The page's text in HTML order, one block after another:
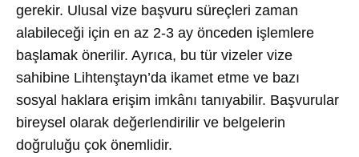
gerekir. Ulusal vize başvuru süreçleri zaman
alabileceği için en az 2-3 ay önceden işlemlere
başlamak önerilir. Ayrıca, bu tür vizeler vize
sahibine Lihtenştayn’da ikamet etme ve bazı
sosyal haklara erişim imkânı tanıyabilir. Başvurular
bireysel olarak değerlendirilir ve belgelerin
doğruluğu çok önemlidir.